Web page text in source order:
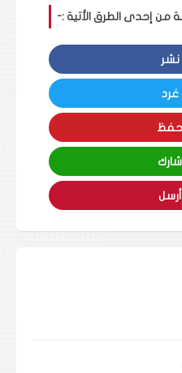
من إحدى الطرق الأتية :-
نشر
غرد
حفظ
شارك
أرسل